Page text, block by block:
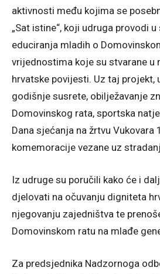
aktivnosti među kojima se
„Sat istine“, koji udruga provodi
educiranja mladih o
vrijednostima koje su stvarane u
hrvatske povijesti. Uz taj projekt,
godišnje susrete, obilježavanje
Domovinskog rata, sportska
Dana sjećanja na žrtvu Vukovara
komemoracije vezane uz
Iz udruge su poručili kako će i
djelovati na očuvanju digniteta
njegovanju zajedništva te
Domovinskom ratu na mlađe
Za predsjednika Nadzornoga